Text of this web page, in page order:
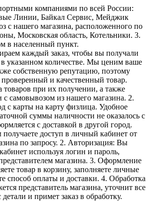
компаниями по всей России:
Линии, Байкал Сервис, Мейджик
с нашего магазина, расположенного по
Московская область, Котельники. 3.
в населенный пункт.
каждый заказ, чтобы вы получали
в указанном количестве. Мы ценим ваше
собственную репутацию, поэтому
проверенный и качественный товар.
товаров при их получении, а также
с самовывозом из нашего магазина. 2.
с карты на карту физлица. Удобное
суммы наличности не оказалось с
с доставкой в другой город.
доступ в личный кабинет от
по запросу. 2. Авторизация: Вы
используя логин и пароль,
магазина. 3. Оформление
товар в корзину, заполняете личные
способ оплаты и доставки. 4. Обработка
представитель магазина, уточнит все
и примет заказ в обработку.